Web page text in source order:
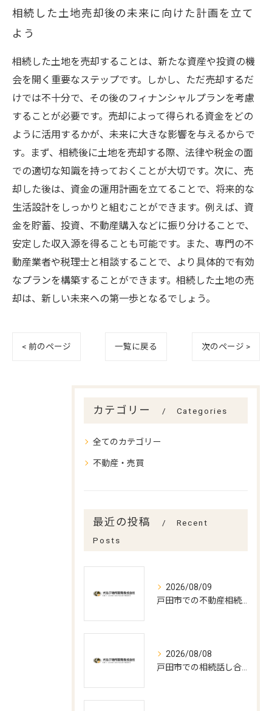
相続した土地売却後の未来に向けた計画を立て
よう
相続した土地を売却することは、新たな資産や投資の機
会を開く重要なステップです。しかし、ただ売却するだ
けでは不十分で、その後のフィナンシャルプランを考慮
することが必要です。売却によって得られる資金をどの
ように活用するかが、未来に大きな影響を与えるからで
す。まず、相続後に土地を売却する際、法律や税金の面
での適切な知識を持っておくことが大切です。次に、売
却した後は、資金の運用計画を立てることで、将来的な
生活設計をしっかりと組むことができます。例えば、資
金を貯蓄、投資、不動産購入などに振り分けることで、
安定した収入源を得ることも可能です。また、専門の不
動産業者や税理士と相談することで、より具体的で有効
なプランを構築することができます。相続した土地の売
却は、新しい未来への第一歩となるでしょう。
< 前のページ 一覧に戻る 次のページ >
カテゴリー Categories
全てのカテゴリー
不動産・売買
最近の投稿
Recent
Posts
2026/08/09
2026/08/08